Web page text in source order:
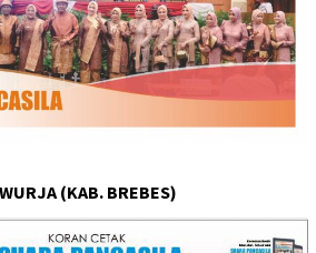
(KAB. BREBES)